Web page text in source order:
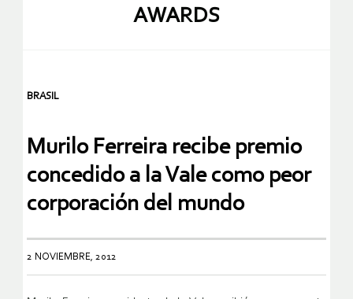
AWARDS
BRASIL
Murilo Ferreira recibe premio
concedido a la Vale como peor
corporación del mundo
2 NOVIEMBRE, 2012